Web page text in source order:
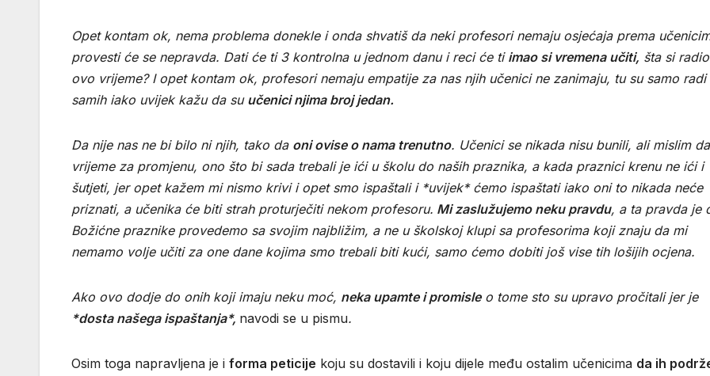
Opet kontam ok, nema problema donekle i onda shvatiš da neki profesori nemaju osjećaja prema
provesti će se nepravda. Dati će ti 3 kontrolna u jednom danu i reci će ti imao si vremena učiti, šta si
ovo vrijeme? I opet kontam ok, profesori nemaju empatije za nas njih učenici ne zanimaju, tu su samo radi
samih iako uvijek kažu da su učenici njima broj jedan.
Da nije nas ne bi bilo ni njih, tako da oni ovise o nama trenutno. Učenici se nikada nisu bunili, ali mislim
vrijeme za promjenu, ono što bi sada trebali je ići u školu do naših praznika, a kada praznici krenu ne ići i
šutjeti, jer opet kažem mi nismo krivi i opet smo ispaštali i *uvijek* ćemo ispaštati iako oni to nikada neće
priznati, a učenika će biti strah proturječiti nekom profesoru. Mi zaslužujemo neku pravdu, a ta pravda je
Božićne praznike provedemo sa svojim najbližim, a ne u školskoj klupi sa profesorima koji znaju da mi
nemamo volje učiti za one dane kojima smo trebali biti kući, samo ćemo dobiti još vise tih lošijih ocjena.
Ako ovo dodje do onih koji imaju neku moć, neka upamte i promisleo tome sto su upravo pročitali jer je
*dosta našega ispaštanja*, navodi se u pismu.
Osim toga napravljena je i forma peticije koju su dostavili i koju dijele među ostalim učenicima da ih